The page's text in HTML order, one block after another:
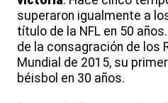
superaron igualmente a
título de la NFL en 50
de la consagración de los
Mundial de 2015, su primer
béisbol en 30 años.